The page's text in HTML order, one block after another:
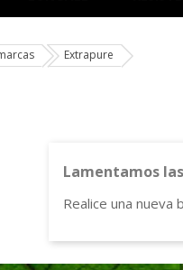
Extrapure
Lamentamos
Realice una